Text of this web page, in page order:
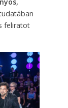
feliratot